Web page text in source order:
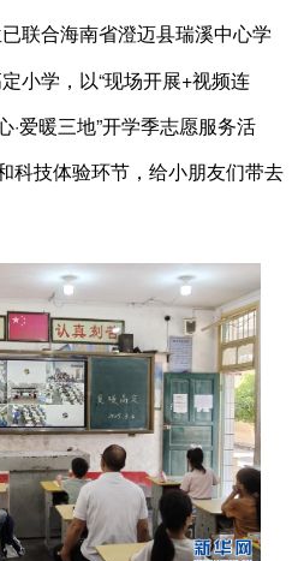
联合海南省澄迈县瑞溪中心学
小学，以“现场开展+视频连
·爱暖三地”开学季志愿服务活
科技体验环节，给小朋友们带去